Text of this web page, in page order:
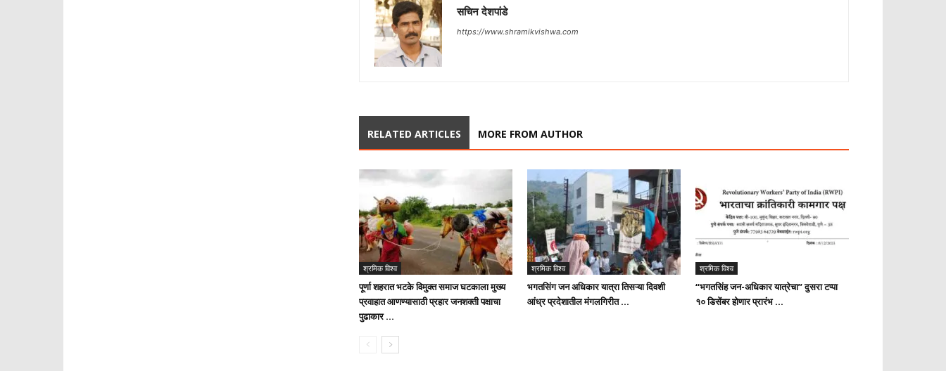
सचिन देशपांडे
https://www.shramikvishwa.com
RELATED ARTICLES MORE FROM AUTHOR
श्रमिक विश्व
पूर्णा शहरात भटके विमुक्त समाज घटकाला मुख्य
प्रवाहात आणण्यासाठी प्रहार जनशक्ती पक्षाचा
पुढाकार …
श्रमिक विश्व
भगतसिंग जन अधिकार यात्रा तिसऱ्या दिवशी
आंध्र प्रदेशातील मंगलगिरीत …
श्रमिक विश्व
“भगतसिंह जन-अधिकार यात्रेचा” दुसरा टप्पा
१० डिसेंबर होणार प्रारंभ …